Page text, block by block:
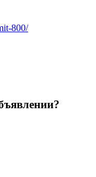
800/